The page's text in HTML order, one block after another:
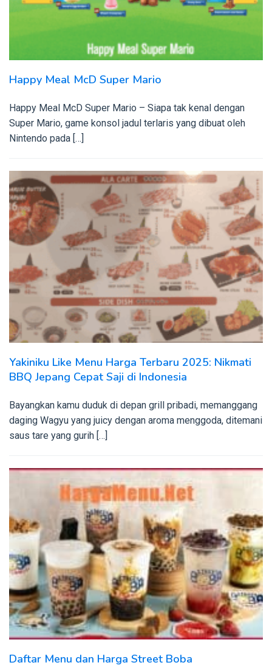
Happy Meal McD Super Mario
Happy Meal McD Super Mario – Siapa tak kenal dengan
Super Mario, game konsol jadul terlaris yang dibuat oleh
Nintendo pada […]
Yakiniku Like Menu Harga Terbaru 2025: Nikmati
BBQ Jepang Cepat Saji di Indonesia
Bayangkan kamu duduk di depan grill pribadi, memanggang
daging Wagyu yang juicy dengan aroma menggoda, ditemani
saus tare yang gurih […]
Daftar Menu dan Harga Street Boba